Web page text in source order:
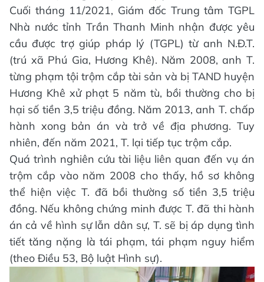
Cuối tháng 11/2021, Giám đốc Trung tâm TGPL
Nhà nước tỉnh Trần Thanh Minh nhận được yêu
cầu được trợ giúp pháp lý (TGPL) từ anh N.Đ.T.
(trú xã Phú Gia, Hương Khê). Năm 2008, anh T.
từng phạm tội trộm cắp tài sản và bị TAND huyện
Hương Khê xử phạt 5 năm tù, bồi thường cho bị
hại số tiền 3,5 triệu đồng. Năm 2013, anh T. chấp
hành xong bản án và trở về địa phương. Tuy
nhiên, đến năm 2021, T. lại tiếp tục trộm cắp.
Quá trình nghiên cứu tài liệu liên quan đến vụ án
trộm cắp vào năm 2008 cho thấy, hồ sơ không
thể hiện việc T. đã bồi thường số tiền 3,5 triệu
đồng. Nếu không chứng minh được T. đã thi hành
án cả về hình sự lẫn dân sự, T. sẽ bị áp dụng tình
tiết tăng nặng là tái phạm, tái phạm nguy hiểm
(theo Điều 53, Bộ luật Hình sự).